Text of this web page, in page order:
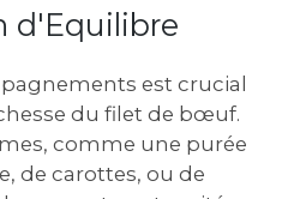
d'Equilibre
est crucial
du filet de bœuf.
comme une purée
de carottes, ou de